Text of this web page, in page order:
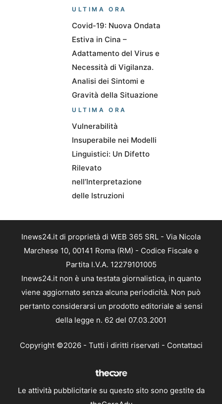
ULTIMA ORA
Covid-19: Nuova Ondata
Estiva in Cina –
Adattamento del Virus e
Necessità di Vigilanza.
Analisi dei Sintomi e
Gravità della Situazione
ULTIMA ORA
Vulnerabilità
Insuperabile nei Modelli
Linguistici: Un Difetto
Rilevato
nell’Interpretazione
delle Istruzioni
Inews24.it di proprietà di WEB 365 SRL - Via Nicola
Marchese 10, 00141 Roma (RM) - Codice Fiscale e
Partita I.V.A. 12279101005
Inews24.it non è una testata giornalistica, in quanto
viene aggiornato senza alcuna periodicità. Non può
pertanto considerarsi un prodotto editoriale ai sensi
della legge n. 62 del 07.03.2001
Copyright ©2026 - Tutti i diritti riservati - Contattaci
Le attività pubblicitarie su questo sito sono gestite da